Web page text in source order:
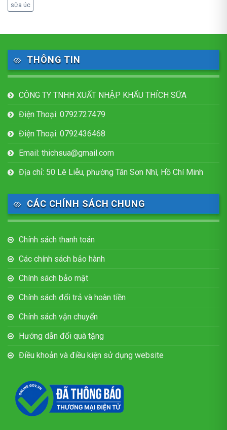
sữa úc
THÔNG TIN
CÔNG TY TNHH XUẤT NHẬP KHẨU THÍCH SỮA
Điện Thoại: 0792727479
Điện Thoại: 0792436468
Email: thichsua@gmail.com
Địa chỉ: 50 Lê Liễu, phường Tân Sơn Nhì, Hồ Chí Minh
CÁC CHÍNH SÁCH CHUNG
Chính sách thanh toán
Các chính sách bảo hành
Chính sách bảo mật
Chính sách đổi trả và hoàn tiền
Chính sách vận chuyển
Hướng dẫn đổi quà tặng
Điều khoản và điều kiện sử dụng website